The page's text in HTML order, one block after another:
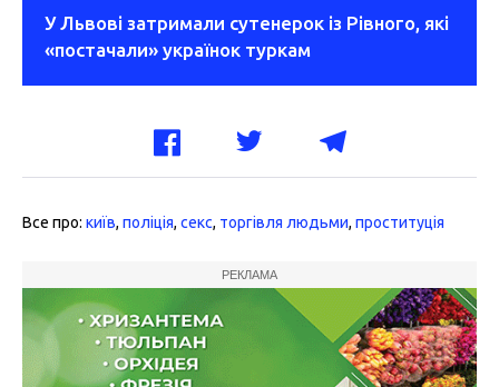
У Львові затримали сутенерок із Рівного, які
«постачали» українок туркам
Все про: київ, поліція, секс, торгівля людьми, проституція
РЕКЛАМА